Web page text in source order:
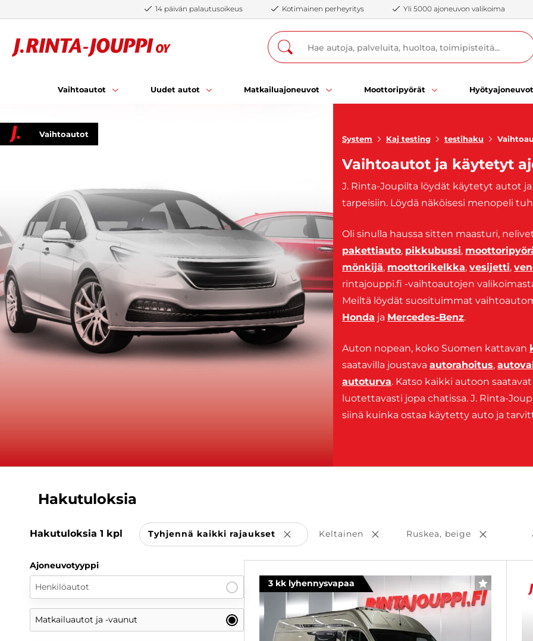
14 päivän palautusoikeus Kotimainen perheyritys Yli 5000 ajoneuvon valikoima
Vaihtoautot Uudet autot Matkailuajoneuvot Moottoripyörät Hyötyajoneuvot
Vaihtoautot
System Kaj testing testihaku
Vaihtoautot ja käytetyt
J. Rinta-Joupilta löydät käytetyt autot
tarpeisiin. Löydä näköisesi menopeli
Oli sinulla haussa sitten maasturi,
pakettiauto, pikkubussi,
mönkijä, moottorikelkka, vesijetti,
rintajouppi.fi -vaihtoautojen
Meiltä löydät suosituimmat
Honda ja Mercedes-Benz.
Auton nopean, koko Suomen kattavan
saatavilla joustava autorahoitus,
autoturva. Katso kaikki autoon saatavat
luotettavasti jopa chatissa. J. Rinta-
siinä kuinka ostaa käytetty auto ja
Hakutuloksia
Hakutuloksia 1 kpl Tyhjennä kaikki rajaukset Poista valinta
Keltainen Poista valintaRuskea, beige Poista
Ajoneuvotyyppi
Henkilöautot
Matkailuautot ja -vaunut
3 kk lyhennysvapaa SUOSIKKI